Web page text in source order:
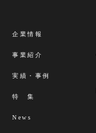
企業情報
事業紹介
実績・事例
特 集
News